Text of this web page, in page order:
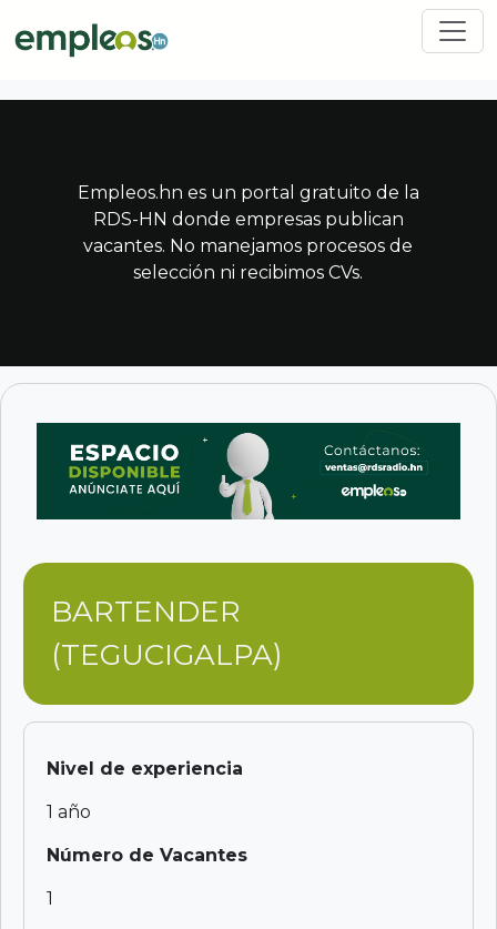
Pasar al contenido principal
Empleos.hn es un portal gratuito de la
RDS-HN donde empresas publican
vacantes. No manejamos procesos de
selección ni recibimos CVs.
BARTENDER
(TEGUCIGALPA)
Nivel de experiencia
1 año
Número de Vacantes
1